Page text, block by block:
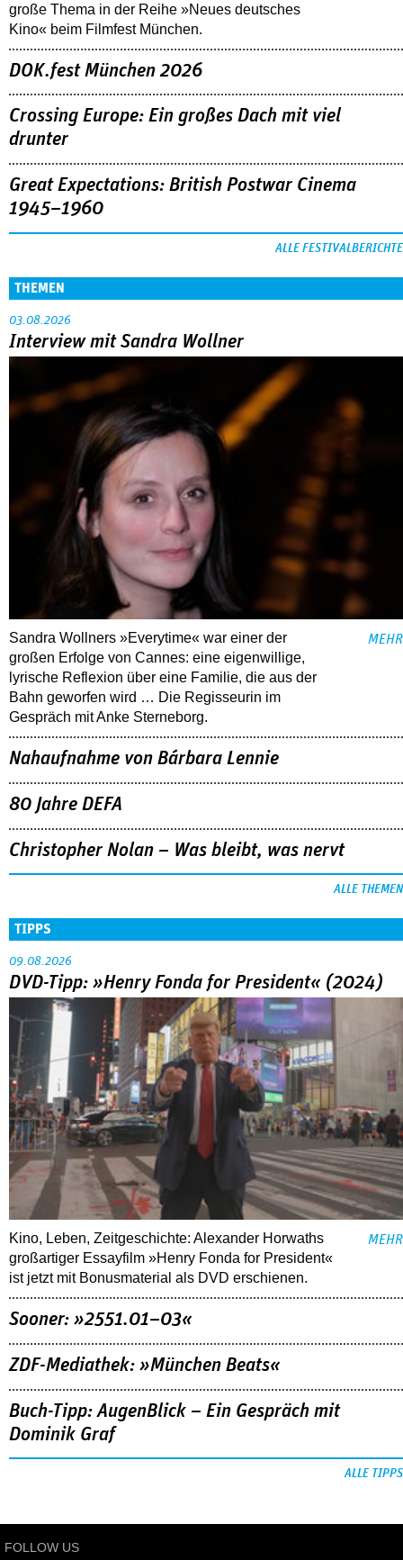
große Thema in der Reihe »Neues deutsches
Kino« beim Filmfest München.
DOK.fest München 2026
Crossing Europe: Ein großes Dach mit viel
drunter
Great Expectations: British Postwar Cinema
1945–1960
ALLE FESTIVALBERICHTE
THEMEN
03.08.2026
Interview mit Sandra Wollner
Sandra Wollners »Everytime« war einer der
großen Erfolge von Cannes: eine eigenwillige,
lyrische Reflexion über eine ­Familie, die aus der
Bahn geworfen wird … Die Regisseurin im
Gespräch mit Anke Sterneborg.
MEHR
Nahaufnahme von Bárbara Lennie
80 Jahre DEFA
Christopher Nolan – Was bleibt, was nervt
ALLE THEMEN
TIPPS
09.08.2026
DVD-Tipp: »Henry Fonda for President« (2024)
Kino, Leben, Zeitgeschichte: Alexander Horwaths
großartiger Essayfilm »Henry Fonda for President«
ist jetzt mit Bonusmaterial als DVD erschienen.
MEHR
Sooner: »2551.01–03«
ZDF-Mediathek: »München Beats«
Buch-Tipp: AugenBlick – Ein Gespräch mit
Dominik Graf
ALLE TIPPS
FOLLOW US